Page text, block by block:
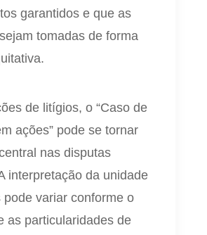
garantidos e que as
tomadas de forma
de litígios, o “Caso de
ações” pode se tornar
nas disputas
interpretação da unidade
pode variar conforme o
as particularidades de